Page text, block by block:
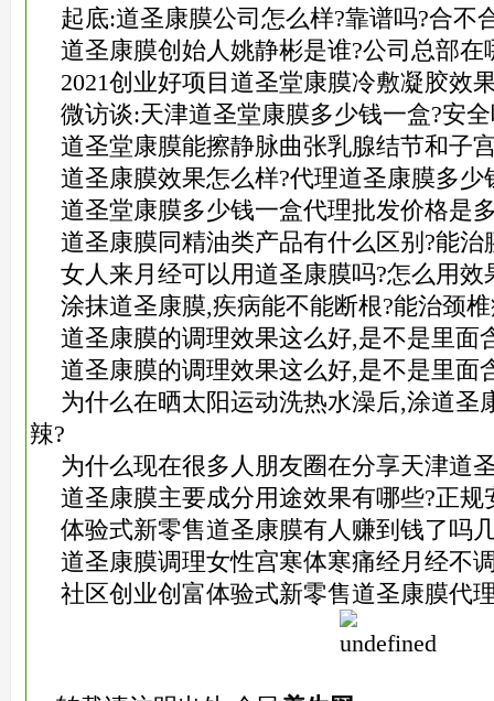
起底:道圣康膜公司怎么样?靠谱吗?合不
道圣康膜创始人姚静彬是谁?公司总部在
2021创业好项目道圣堂康膜冷敷凝胶效
微访谈:天津道圣堂康膜多少钱一盒?安
道圣堂康膜能擦静脉曲张乳腺结节和子
道圣康膜效果怎么样?代理道圣康膜多少
道圣堂康膜多少钱一盒代理批发价格是
道圣康膜同精油类产品有什么区别?能治
女人来月经可以用道圣康膜吗?怎么用效
涂抹道圣康膜,疾病能不能断根?能治颈
道圣康膜的调理效果这么好,是不是里面
道圣康膜的调理效果这么好,是不是里面
为什么在晒太阳运动洗热水澡后,涂道圣
辣?
为什么现在很多人朋友圈在分享天津道
道圣康膜主要成分用途效果有哪些?正规
体验式新零售道圣康膜有人赚到钱了吗
道圣康膜调理女性宫寒体寒痛经月经不
社区创业创富体验式新零售道圣康膜代